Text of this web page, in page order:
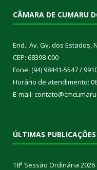
CÂMARA DE CUMARU
End.: Av. Gv. dos Estados,
CEP: 68398-000
Fone: (94) 98441-5547 /
Horário de atendimento:
E-mail:
ÚLTIMAS PUBLICAÇÕES
18ª Sessão Ordinária 2026